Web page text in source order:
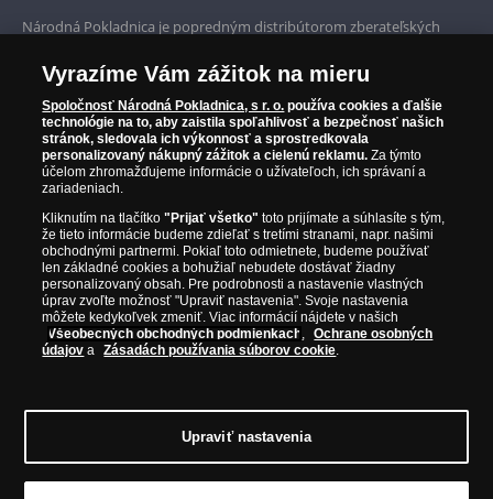
Iba originálne produkty
Národná Pokladnica je popredným distribútorom zberateľských
od roku 2010.
Národná Pokladnica je oficiálnym distribútorom numizmatických
emisií z viac ako 50 krajín, vrátane známych mincovní a emitentov
ako je Britská kráľovská mincovňa, Kráľovská kanadská mincovňa,
Parížska mincovňa, Nórska mincovňa, Fínska mincovňa alebo
Austrálska mincovňa Perth. Spoločnosť svojim zákazníkom a
zberateľom garantuje, že všetky produkty sú v originálnej a v
autentickosti.
Vyrazíme Vám zážitok na mieru
Spoločnosť Národná Pokladnica, s r. o. používa cookies a ďalšie
technológie na to, aby zaistila spoľahlivosť a bezpečnosť našich
stránok, sledovala ich výkonnosť a sprostredkovala
personalizovaný nákupný zážitok a cielenú reklamu. Za týmto
účelom zhromažďujeme informácie o užívateľoch, ich správaní a
zariadeniach.
Kliknutím na tlačítko"Prijať všetko" toto prijímate a súhlasíte s tým,
že tieto informácie budeme zdieľať s tretími stranami, napr. našimi
obchodnými partnermi. Pokiaľ toto odmietnete, budeme používať
len základné cookies a bohužiaľ nebudete dostávať žiadny
personalizovaný obsah. Pre podrobnosti a nastavenie vlastných
úprav zvoľte možnosť "Upraviť nastavenia". Svoje nastavenia
môžete kedykoľvek zmeniť. Viac informácií nájdete v našich
Všeobecných obchodných podmienkach ,
Ochrane osobných
údajov a Zásadách používania súborov cookie.
Upraviť nastavenia